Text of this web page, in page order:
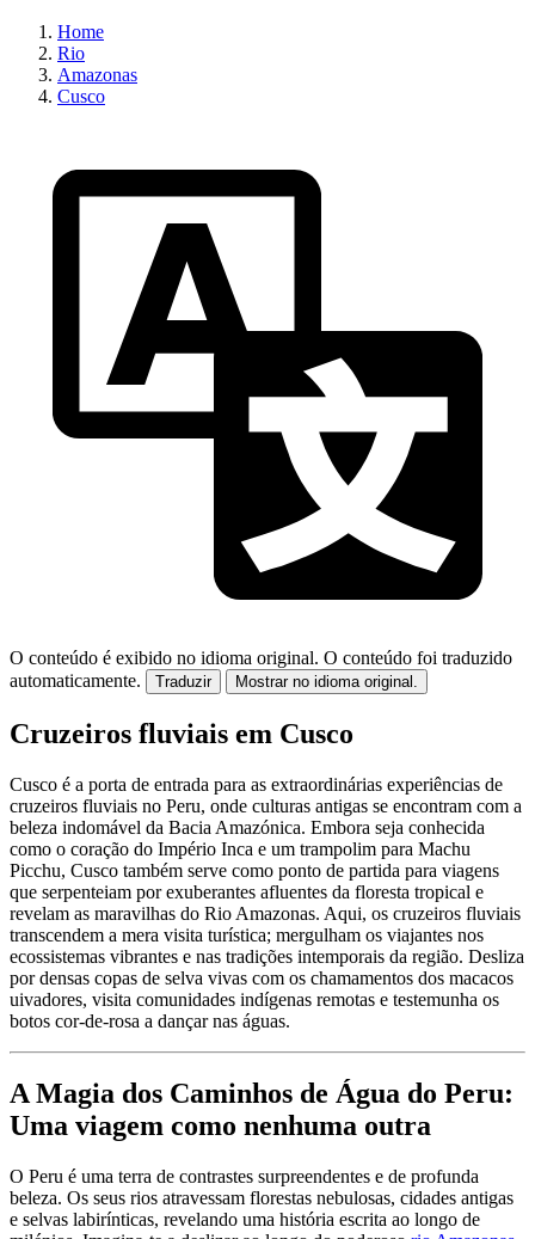
Home
Rio
Amazonas
Cusco
O conteúdo é exibido no idioma original. O conteúdo foi traduzido
automaticamente.
Traduzir Mostrar no idioma original.
Cruzeiros fluviais em Cusco
Cusco é a porta de entrada para as extraordinárias experiências de
cruzeiros fluviais no Peru, onde culturas antigas se encontram com a
beleza indomável da Bacia Amazónica. Embora seja conhecida
como o coração do Império Inca e um trampolim para Machu
Picchu, Cusco também serve como ponto de partida para viagens
que serpenteiam por exuberantes afluentes da floresta tropical e
revelam as maravilhas do Rio Amazonas. Aqui, os cruzeiros fluviais
transcendem a mera visita turística; mergulham os viajantes nos
ecossistemas vibrantes e nas tradições intemporais da região. Desliza
por densas copas de selva vivas com os chamamentos dos macacos
uivadores, visita comunidades indígenas remotas e testemunha os
botos cor-de-rosa a dançar nas águas.
A Magia dos Caminhos de Água do Peru:
Uma viagem como nenhuma outra
O Peru é uma terra de contrastes surpreendentes e de profunda
beleza. Os seus rios atravessam florestas nebulosas, cidades antigas
e selvas labirínticas, revelando uma história escrita ao longo de